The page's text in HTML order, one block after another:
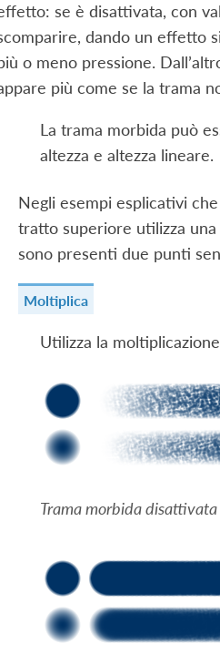
se è disattivata, con
dando un effetto
o meno pressione.
più come se la trama
La trama morbida può
altezza e altezza lineare.
Negli esempi esplicativi
tratto superiore utilizza
sono presenti due punti
Moltiplica
Utilizza la
Trama morbida disattivata